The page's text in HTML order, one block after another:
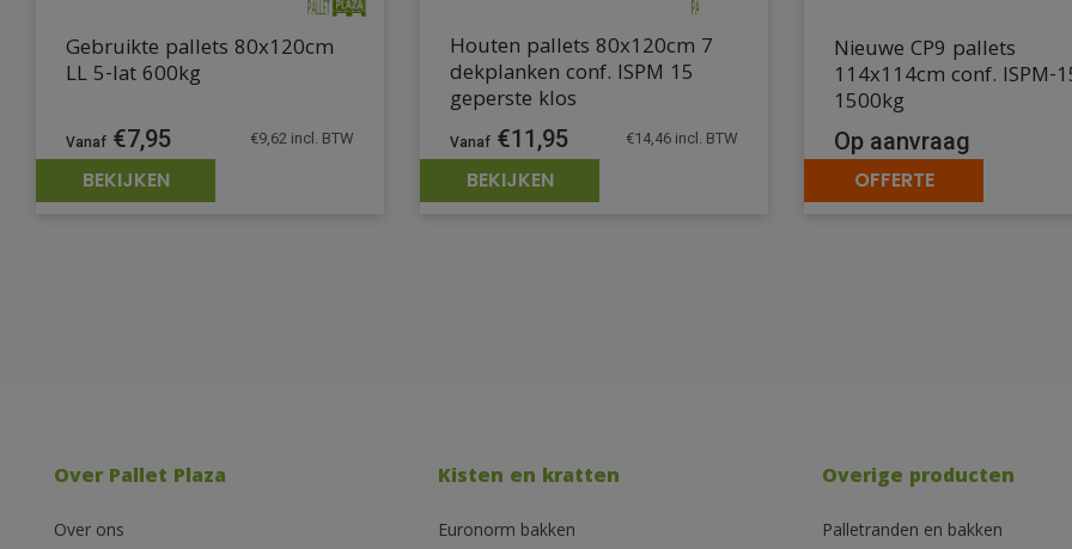
Gebruikte pallets 80x120cm
LL 5-lat 600kg
€7,95 €9,62 incl. BTW
BEKIJKEN
Houten pallets 80x120cm 7
dekplanken conf. ISPM 15
geperste klos
€11,95 €14,46 incl. BTW
BEKIJKEN
Nieuwe CP9 pallets
114x114cm conf. ISPM-
1500kg
Op aanvraag
OFFERTE
Over Pallet Plaza
Over ons
Kisten en kratten
Euronorm bakken
Overige producten
Palletranden en bakken